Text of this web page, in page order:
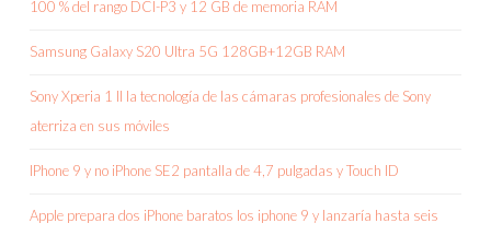
100 % del rango DCI-P3 y 12 GB de memoria RAM
Samsung Galaxy S20 Ultra 5G 128GB+12GB RAM
Sony Xperia 1 II la tecnología de las cámaras profesionales de Sony
aterriza en sus móviles
IPhone 9 y no iPhone SE2 pantalla de 4,7 pulgadas y Touch ID
Apple prepara dos iPhone baratos los iphone 9 y lanzaría hasta seis